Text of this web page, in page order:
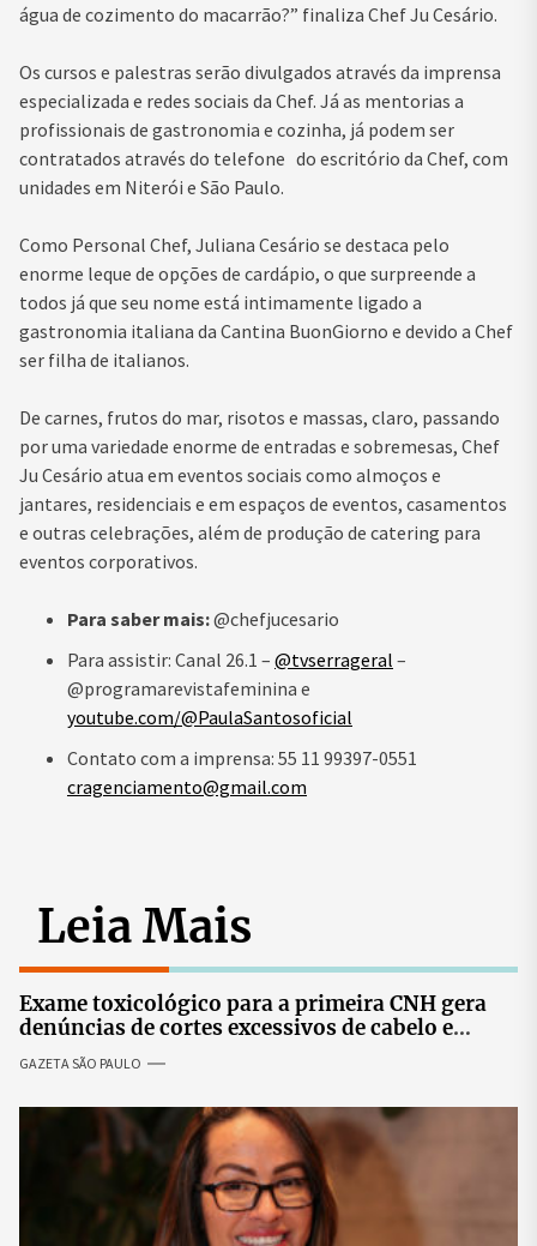
água de cozimento do macarrão?” finaliza Chef Ju Cesário.
Os cursos e palestras serão divulgados através da imprensa
especializada e redes sociais da Chef. Já as mentorias a
profissionais de gastronomia e cozinha, já podem ser
contratados através do telefone do escritório da Chef, com
unidades em Niterói e São Paulo.
Como Personal Chef, Juliana Cesário se destaca pelo
enorme leque de opções de cardápio, o que surpreende a
todos já que seu nome está intimamente ligado a
gastronomia italiana da Cantina BuonGiorno e devido a Chef
ser filha de italianos.
De carnes, frutos do mar, risotos e massas, claro, passando
por uma variedade enorme de entradas e sobremesas, Chef
Ju Cesário atua em eventos sociais como almoços e
jantares, residenciais e em espaços de eventos, casamentos
e outras celebrações, além de produção de catering para
eventos corporativos.
Para saber mais:@chefjucesario
Para assistir: Canal 26.1 – @tvserrageral –
@programarevistafeminina e
youtube.com/@PaulaSantosoficial
Contato com a imprensa: 55 11 99397-0551
cragenciamento@gmail.com
Leia Mais
Exame toxicológico para a primeira CNH gera
denúncias de cortes excessivos de cabelo e
revolta entre candidatas
GAZETA SÃO PAULO